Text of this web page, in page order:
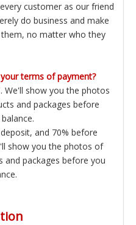
customer as our friend
do business and make
no matter who they
terms of payment?
We'll show you the photos
and packages before
and 70% before
show you the photos of
and packages before you